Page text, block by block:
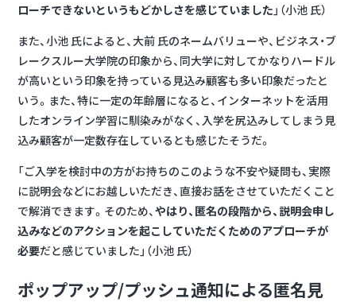
ローチできないというもどかしさを感じていました 」（小池 氏）
また、小池 氏によると、大前 氏のネームバリューや、ビジネス・ブ
レークスルー大学院の印象から、同大学に対してかなりハードル
が高いという印象を持っている見込み顧客も多い印象だったと
いう。また、特に一定の年齢層になると、インターネットを活用
したオンライン学習に馴染みがなく、入学を尻込みしてしまう見
込み顧客が一定数存在しているとも感じたそうだ。
「ご入学を検討中の方がお持ちのこのような不安や疑問も、実際
に説明会などにお越しいただき、直接お話をさせていただくこと
で解消できます。そのため、 やはり、匿名の段階から、説明会申し
込みなどのアクションを起こしていただくためのアプローチが
必要だと感じていました」（小池 氏）
ポップアップ/プッシュ通知による匿名見